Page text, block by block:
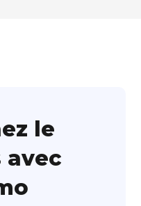
le
avec